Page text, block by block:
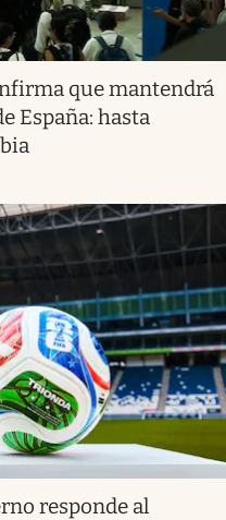
que mantendrá
España: hasta
responde al